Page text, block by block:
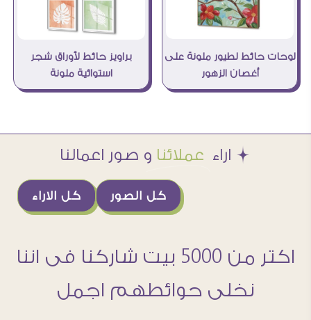
لوحات حائط لطيور ملونة على
أغصان الزهور
براويز حائط لأوراق شجر
استوائية ملونة
Æ اراء عملائنا و صور اعمالنا
كل الاراء كل الصور
اكتر من 5000 بيت شاركنا فى اننا
نخلى حوائطهم اجمل